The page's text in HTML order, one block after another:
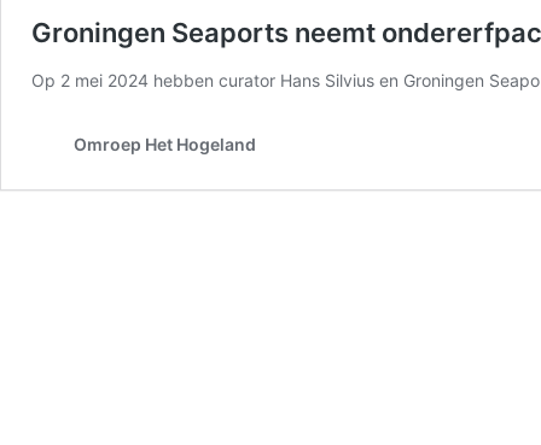
Groningen Seaports neemt
Op 2 mei 2024 hebben curator Hans Silvius en Groningen
Omroep Het Hogeland